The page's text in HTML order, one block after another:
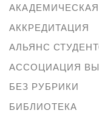
АККРЕДИТАЦИЯ
АЛЬЯНС
АССОЦИАЦИЯ
БЕЗ РУБРИКИ
БИБЛИОТЕКА